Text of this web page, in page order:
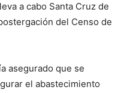
a cabo Santa Cruz de
del Censo de
asegurado que se
el abastecimiento